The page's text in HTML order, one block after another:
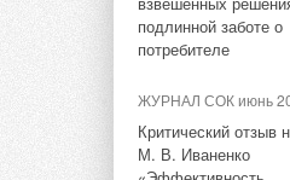
подлинной заботе о
потребителе
ЖУРНАЛ СОК июнь
Критический отзыв
М. В. Иваненко
НОВОСТИ СОК 11
2024
энергии волн
Австралии
Комментарии
В этой теме еще нет